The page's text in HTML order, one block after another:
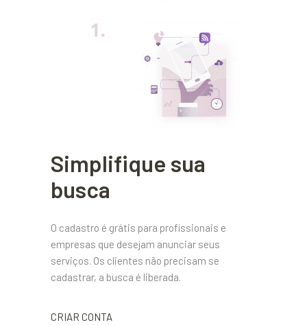
Simplifique sua
busca
O cadastro é grátis para profissionais e
empresas que desejam anunciar seus
serviços. Os clientes não precisam se
cadastrar, a busca é liberada.
CRIAR CONTA